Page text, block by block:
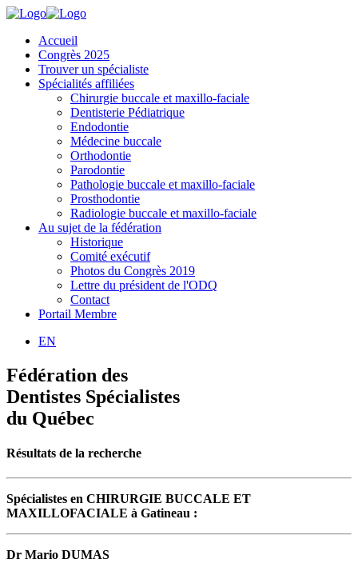
Accueil
Congrès 2025
Trouver un spécialiste
Spécialités affiliées
Chirurgie buccale et maxillo-faciale
Dentisterie Pédiatrique
Endodontie
Médecine buccale
Orthodontie
Parodontie
Pathologie buccale et maxillo-faciale
Prosthodontie
Radiologie buccale et maxillo-faciale
Au sujet de la fédération
Historique
Comité exécutif
Photos du Congrès 2019
Lettre du président de l'ODQ
Contact
Portail Membre
EN
Fédération des
Dentistes Spécialistes
du Québec
Résultats de la recherche
Spécialistes en CHIRURGIE BUCCALE ET
MAXILLOFACIALE à Gatineau :
Dr Mario DUMAS